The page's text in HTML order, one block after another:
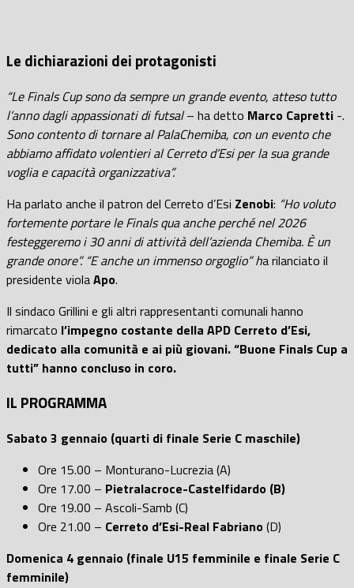
Le dichiarazioni dei protagonisti
“Le Finals Cup sono da sempre un grande evento, atteso tutto
l’anno dagli appassionati di futsal– ha detto Marco Capretti -.
Sono contento di tornare al PalaChemiba, con un evento che
abbiamo affidato volentieri al Cerreto d’Esi per la sua grande
voglia e capacità organizzativa”.
Ha parlato anche il patron del Cerreto d’Esi Zenobi: “Ho voluto
fortemente portare le Finals qua anche perché nel 2026
festeggeremo i 30 anni di attività dell’azienda Chemiba. È un
grande onore”. “E anche un immenso orgoglio” ha rilanciato il
presidente violaApo.
Il sindaco Grillini e gli altri rappresentanti comunali hanno
rimarcato l’impegno costante della APD Cerreto d’Esi,
dedicato alla comunità e ai più giovani. “Buone Finals Cup a
tutti” hanno concluso in coro.
IL PROGRAMMA
Sabato 3 gennaio (quarti di finale Serie C maschile)
Ore 15.00 – Monturano-Lucrezia (A)
Ore 17.00 – Pietralacroce-Castelfidardo (B)
Ore 19.00 – Ascoli-Samb (C)
Ore 21.00 – Cerreto d’Esi-Real Fabriano(D)
Domenica 4 gennaio (finale U15 femminile e finale Serie C
femminile)